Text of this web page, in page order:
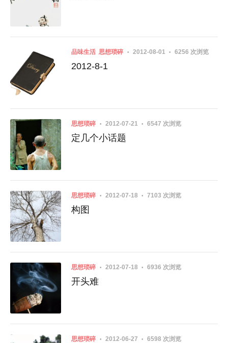
品味生活 思想琐碎 2012-08-01 6256 次浏览
2012-8-1
思想琐碎 2012-07-21 6547 次浏览
定几个小话题
思想琐碎 2012-07-18 7103 次浏览
构图
思想琐碎 2012-07-18 6936 次浏览
开头难
思想琐碎 2012-06-27 6598 次浏览